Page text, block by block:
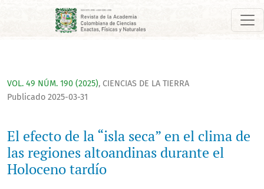
El efecto de la “isla seca” en el clima de las regiones
VOL. 49 NÚM. 190 (2025), CIENCIAS DE LA TIERRA
El efecto de la “isla seca” en el clima de
las regiones altoandinas durante el
Holoceno tardío
Publicado 2025-03-31